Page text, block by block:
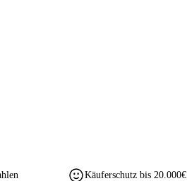
Käuferschutz bis 20.000€